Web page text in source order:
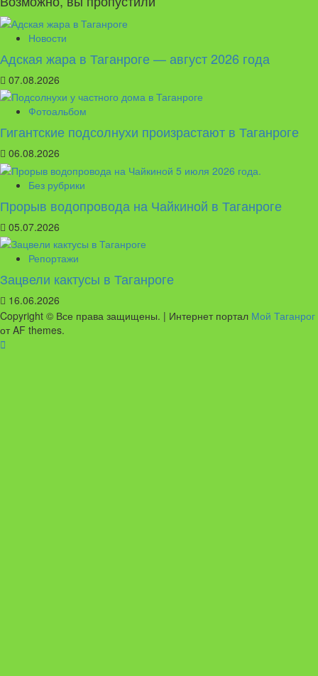
Новости
Адская жара в Таганроге — август 2026 года
07.08.2026
Фотоальбом
Гигантские подсолнухи произрастают в Таганроге
06.08.2026
Без рубрики
Прорыв водопровода на Чайкиной в Таганроге
05.07.2026
Репортажи
Зацвели кактусы в Таганроге
16.06.2026
Copyright © Все права защищены. | Интернет портал Мой Таганрог
от AF themes.